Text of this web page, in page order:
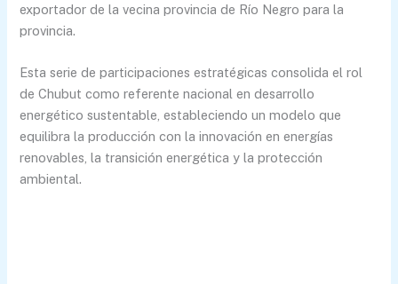
exportador de la vecina provincia de Río Negro para la
provincia.
Esta serie de participaciones estratégicas consolida el rol
de Chubut como referente nacional en desarrollo
energético sustentable, estableciendo un modelo que
equilibra la producción con la innovación en energías
renovables, la transición energética y la protección
ambiental.